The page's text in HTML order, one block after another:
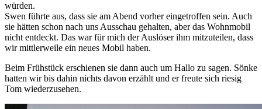
würden.
Swen führte aus, dass sie am Abend vorher eingetroffen sein. Auch
sie hätten schon nach uns Ausschau gehalten, aber das Wohnmobil
nicht entdeckt. Das war für mich der Auslöser ihm mitzuteilen, dass
wir mittlerweile ein neues Mobil haben.
Beim Frühstück erschienen sie dann auch um Hallo zu sagen. Sönke
hatten wir bis dahin nichts davon erzählt und er freute sich riesig
Tom wiederzusehen.